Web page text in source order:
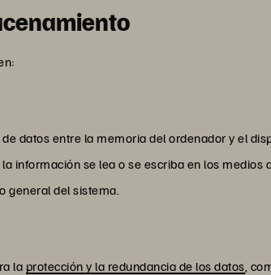
datos entre la memoria del ordenador y el
información se lea o se escriba en los medios
general del sistema.
la protección y la redundancia de los datos ,